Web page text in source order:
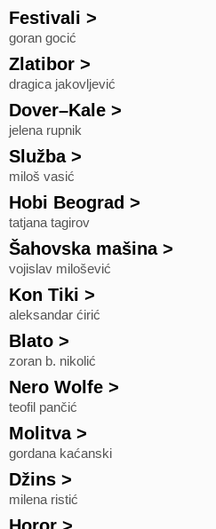
Festivali >
goran gocić
Zlatibor >
dragica jakovljević
Dover–Kale >
jelena rupnik
Služba>
miloš vasić
Hobi Beograd >
tatjana tagirov
Šahovska mašina>
vojislav milošević
Kon Tiki >
aleksandar ćirić
Blato >
zoran b. nikolić
Nero Wolfe >
teofil pančić
Molitva>
gordana kaćanski
Džins >
milena ristić